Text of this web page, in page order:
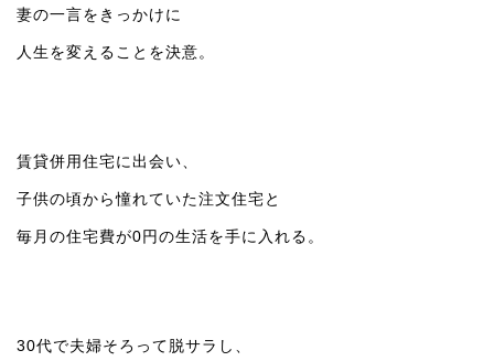
妻の一言をきっかけに
人生を変えることを決意。
賃貸併用住宅に出会い、
子供の頃から憧れていた注文住宅と
毎月の住宅費が0円の生活を手に入れる。
30代で夫婦そろって脱サラし、